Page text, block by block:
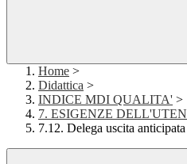
Home >
Didattica >
INDICE MDI QUALITA' >
7. ESIGENZE
7.12. Delega uscita anticipata